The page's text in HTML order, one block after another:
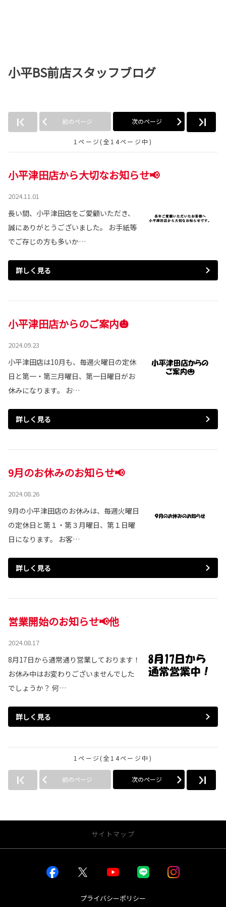
小平BS前店スタッフブログ
前のページ 次のページ
1ページ(全14ページ中)
小平津田店から大切なお知らせ📢
2024.11.01
長い間、小平津田店をご愛顧いただき、
誠にありがとうございました。 お手紙等
でご存じの方も多いか…
詳しく見る
小平津田店からのご案内🎃
2024.09.23
小平津田店は10月も、毎週火曜日の定休
日と第一・第三月曜日、第一日曜日がお
休みになります。 お…
詳しく見る
9月のお休みのお知らせ📢
2024.08.26
9月の小平津田店のお休みは、毎週火曜日
の定休日と第１・第３月曜日、第１日曜
日になります。 お客…
詳しく見る
営業開始のお知らせ📢他
2024.08.17
8月17日から通常通り営業しております！
お休み中はお変わりございませんでした
でしょうか？ 何…
詳しく見る
1ページ(全14ページ中)
前のページ 次のページ
サイトマップ
プライバシーポリシー